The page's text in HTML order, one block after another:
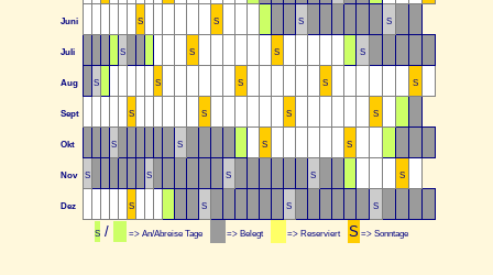
Juni S S S S
Juli S S S S
Aug S S S S S
Sept S S S S
Okt S S S S
Nov S S S S S
Dez S S S S
S/ => An/Abreise Tage => Belegt => Reserviert S => Sonntage